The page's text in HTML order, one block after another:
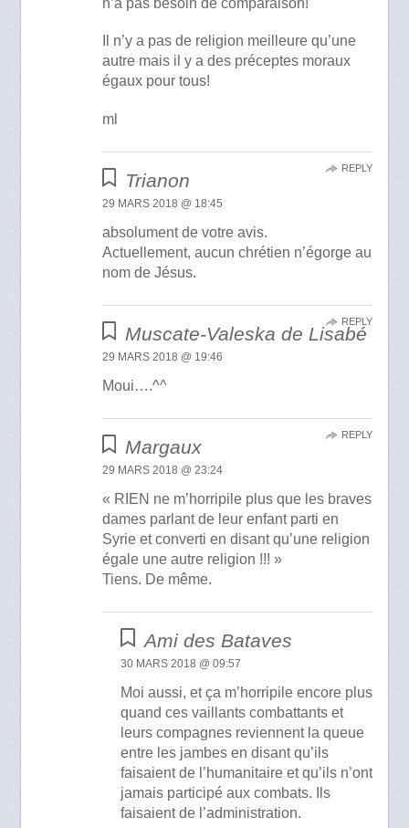
n’a pas besoin de comparaison!
Il n’y a pas de religion meilleure qu’une
autre mais il y a des préceptes moraux
égaux pour tous!
ml
Trianon
29 MARS 2018 @ 18:45
absolument de votre avis.
Actuellement, aucun chrétien n’égorge au
nom de Jésus.
REPLY
Muscate-Valeska de Lisabé
29 MARS 2018 @ 19:46
Moui….^^
REPLY
Margaux
29 MARS 2018 @ 23:24
« RIEN ne m’horripile plus que les braves
dames parlant de leur enfant parti en
Syrie et converti en disant qu’une religion
égale une autre religion !!! »
Tiens. De même.
REPLY
Ami des Bataves
30 MARS 2018 @ 09:57
Moi aussi, et ça m’horripile encore plus
quand ces vaillants combattants et
leurs compagnes reviennent la queue
entre les jambes en disant qu’ils
faisaient de l’humanitaire et qu’ils n’ont
jamais participé aux combats. Ils
faisaient de l’administration.